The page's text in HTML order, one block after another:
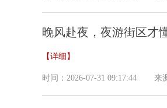
晚风赴夜，夜游街区才
【详细】
时间：2026-07-31 09:17:44 来